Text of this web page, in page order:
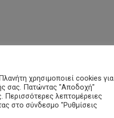
χρησιμοποιεί cookies για
σας. Πατώντας "Αποδοχή"
Περισσότερες λεπτομέρειες
στο σύνδεσμο "Ρυθμίσεις